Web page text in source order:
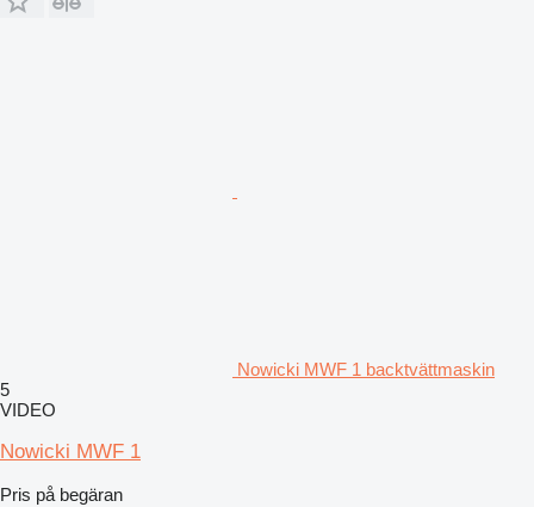
Nowicki MWF 1 backtvättmaskin
5
VIDEO
Nowicki MWF 1
Pris på begäran